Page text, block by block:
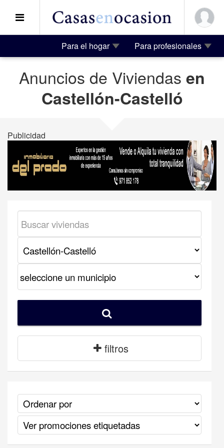
Para el hogar Para profesionales
Anuncios de Viviendas en
Castellón-Castelló
Publicidad
filtros